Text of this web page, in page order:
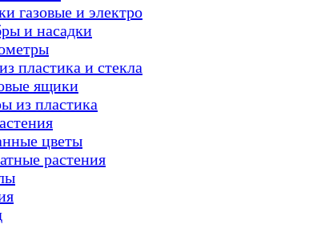
газовые и электро
и насадки
пластика и стекла
ящики
из пластика
цветы
растения